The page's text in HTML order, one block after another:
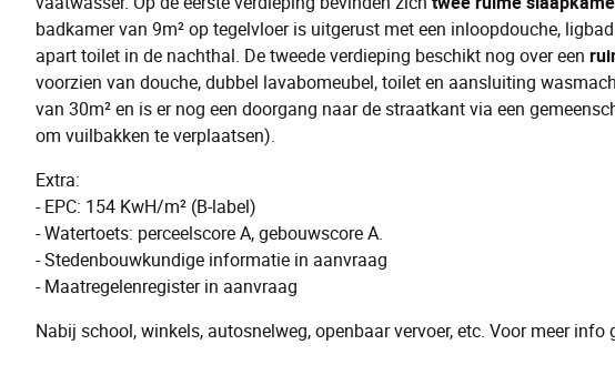
badkamer van 9m² op tegelvloer is uitgerust met een inloopdouche,
apart toilet in de nachthal. De tweede verdieping beschikt nog over een
voorzien van douche, dubbel lavabomeubel, toilet en aansluiting
van 30m² en is er nog een doorgang naar de straatkant via een
om vuilbakken te verplaatsen).
Extra:
- EPC: 154 KwH/m² (B-label)
- Watertoets: perceelscore A, gebouwscore A.
- Stedenbouwkundige informatie in aanvraag
- Maatregelenregister in aanvraag
Nabij school, winkels, autosnelweg, openbaar vervoer, etc. Voor meer